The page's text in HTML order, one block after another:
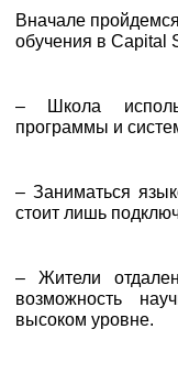
Вначале
обучения в Capital
– Школа
программы и
– Заниматься
стоит лишь
– Жители
возможность
высоком уровне.